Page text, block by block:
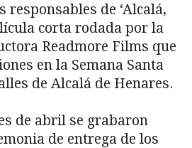
responsables de ‘Alcalá,
corta rodada por la
Readmore Films que
en la Semana Santa
de Alcalá de Henares.
de abril se grabaron
de entrega de los